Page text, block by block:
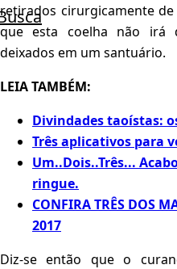
retirados cirurgicamente
que esta coelha não irá
deixados em um santuário.
LEIA TAMBÉM:
Divindades taoístas:
Três aplicativos para
Um..Dois..Três...
ringue.
CONFIRA TRÊS DOS
2017
Diz-se então que o